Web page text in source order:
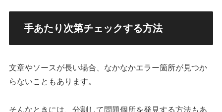
手あたり次第チェックする方法
文章やソースが長い場合、なかなかエラー箇所が見つか
らないこともあります。
そんなときには、分割して問題個所を発見する方法もあ